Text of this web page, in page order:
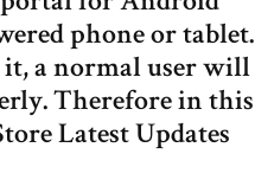
phone or tablet.
it, a normal user will
Therefore in this
Latest Updates